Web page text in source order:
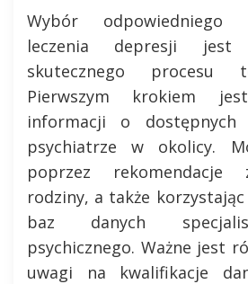
Wybór odpowiedniego
leczenia depresji jest
skutecznego procesu
Pierwszym krokiem
informacji o dostępnych
psychiatrze w okolicy.
poprzez rekomendacje
rodziny, a także
baz danych
psychicznego. Ważne jest
uwagi na kwalifikacje